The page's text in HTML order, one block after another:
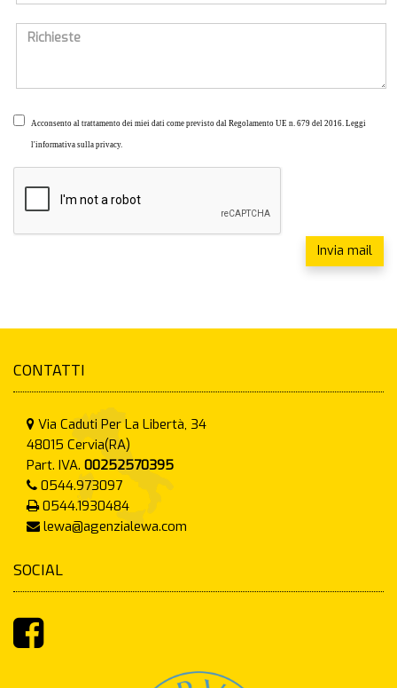
Acconsento al trattamento dei miei dati come previsto dal Regolamento UE n. 679 del 2016. Leggi
l'informativa sulla privacy.
Invia mail
CONTATTI
Via Caduti Per La Libertà, 34
48015 Cervia(RA)
Part. IVA. 00252570395
0544.973097
0544.1930484
lewa@agenzialewa.com
SOCIAL